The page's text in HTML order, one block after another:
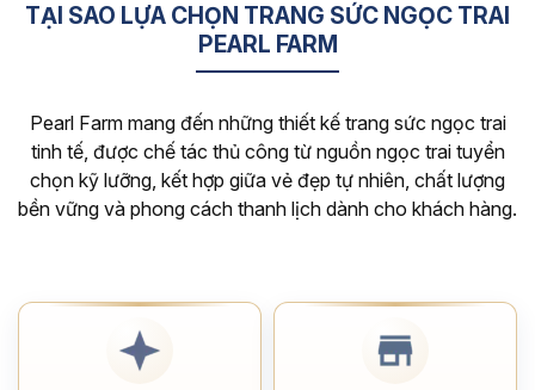
TẠI SAO LỰA CHỌN TRANG SỨC NGỌC TRAI
PEARL FARM
Pearl Farm mang đến những thiết kế trang sức ngọc trai
tinh tế, được chế tác thủ công từ nguồn ngọc trai tuyển
chọn kỹ lưỡng, kết hợp giữa vẻ đẹp tự nhiên, chất lượng
bền vững và phong cách thanh lịch dành cho khách hàng.